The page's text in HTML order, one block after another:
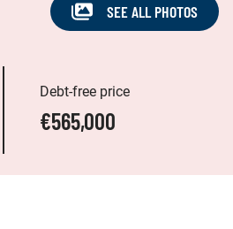
SEE ALL PHOTOS
Debt-free price
€565,000